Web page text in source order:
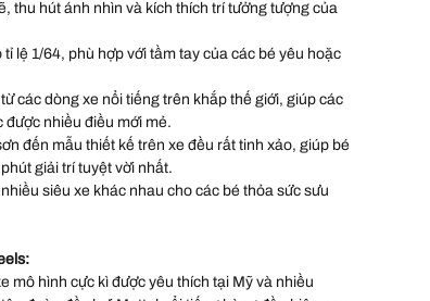
thu hút ánh nhìn và kích thích trí tưởng tượng của
tỉ lệ 1/64, phù hợp với tầm tay của các bé yêu hoặc
các dòng xe nổi tiếng trên khắp thế giới, giúp các
được nhiều điều mới mẻ.
đến mẫu thiết kế trên xe đều rất tinh xảo, giúp bé
giải trí tuyệt vời nhất.
siêu xe khác nhau cho các bé thỏa sức sưu
mô hình cực kì được yêu thích tại Mỹ và nhiều